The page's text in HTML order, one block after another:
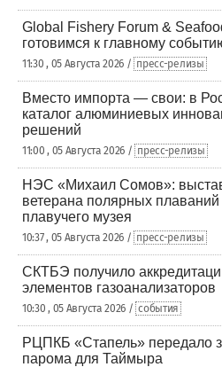
Global Fishery Forum &
готовимся к главному
11:30 , 05 Августа 2026 / пресс-релизы
Вместо импорта — свои: в
каталог алюминиевых
решений
11:00 , 05 Августа 2026 / пресс-релизы
НЭС «Михаил Сомов»:
ветерана полярных
плавучего музея
10:37 , 05 Августа 2026 / пресс-релизы
СКТБЭ получило
элементов газоанализаторов
10:30 , 05 Августа 2026 / события
РЦПКБ «Стапель» передало
парома для Таймыра